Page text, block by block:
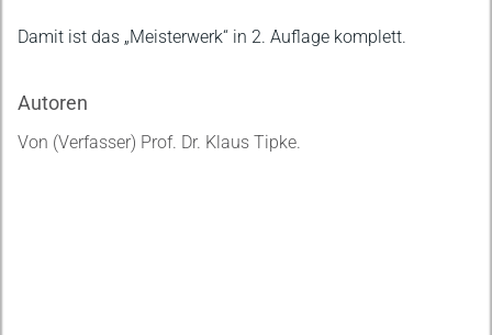
Damit ist das „Meisterwerk“ in 2. Auflage komplett.
Autoren
Von (Verfasser) Prof. Dr. Klaus Tipke.